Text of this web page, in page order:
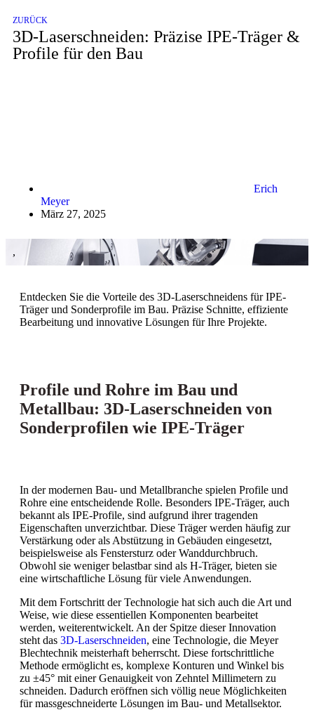
ZURÜCK
3D-Laserschneiden: Präzise IPE-Träger &
Profile für den Bau
Erich
Meyer
März 27, 2025
,
Entdecken Sie die Vorteile des 3D-Laserschneidens für IPE-
Träger und Sonderprofile im Bau. Präzise Schnitte, effiziente
Bearbeitung und innovative Lösungen für Ihre Projekte.
Profile und Rohre im Bau und
Metallbau: 3D-Laserschneiden von
Sonderprofilen wie IPE-Träger
In der modernen Bau- und Metallbranche spielen Profile und
Rohre eine entscheidende Rolle. Besonders IPE-Träger, auch
bekannt als IPE-Profile, sind aufgrund ihrer tragenden
Eigenschaften unverzichtbar. Diese Träger werden häufig zur
Verstärkung oder als Abstützung in Gebäuden eingesetzt,
beispielsweise als Fenstersturz oder Wanddurchbruch.
Obwohl sie weniger belastbar sind als H-Träger, bieten sie
eine wirtschaftliche Lösung für viele Anwendungen.
Mit dem Fortschritt der Technologie hat sich auch die Art und
Weise, wie diese essentiellen Komponenten bearbeitet
werden, weiterentwickelt. An der Spitze dieser Innovation
steht das 3D-Laserschneiden, eine Technologie, die Meyer
Blechtechnik meisterhaft beherrscht. Diese fortschrittliche
Methode ermöglicht es, komplexe Konturen und Winkel bis
zu ±45° mit einer Genauigkeit von Zehntel Millimetern zu
schneiden. Dadurch eröffnen sich völlig neue Möglichkeiten
für massgeschneiderte Lösungen im Bau- und Metallsektor.